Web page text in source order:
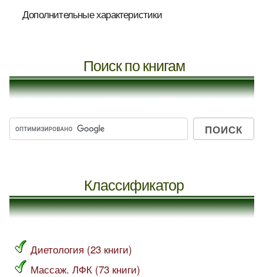
Дополнительные характеристики
Поиск по книгам
Классификатор
Диетология (23 книги)
Массаж. ЛФК (73 книги)